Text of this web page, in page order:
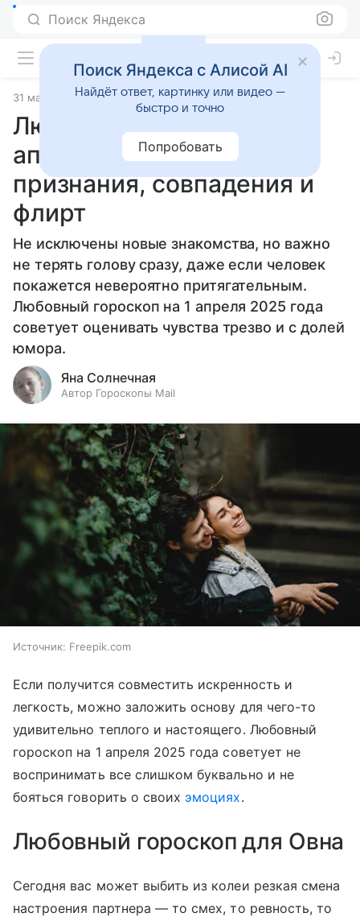
Поиск Яндекса
31 марта 2025 Статьи
Любовный гороскоп на 1
апреля 2025 года:
признания, совпадения и
флирт
Не исключены новые знакомства, но важно
не терять голову сразу, даже если человек
покажется невероятно притягательным.
Любовный гороскоп на 1 апреля 2025 года
советует оценивать чувства трезво и с долей
юмора.
Яна Солнечная
Автор Гороскопы Mail
Источник: Freepik.com
Если получится совместить искренность и
легкость, можно заложить основу для чего-то
удивительно теплого и настоящего. Любовный
гороскоп на 1 апреля 2025 года советует не
воспринимать все слишком буквально и не
бояться говорить о своих эмоциях.
Любовный гороскоп для Овна
Сегодня вас может выбить из колеи резкая смена
настроения партнера — то смех, то ревность, то
Поиск Яндекса с Алисой AI
Найдёт ответ, картинку или видео —
быстро и точно
Попробовать